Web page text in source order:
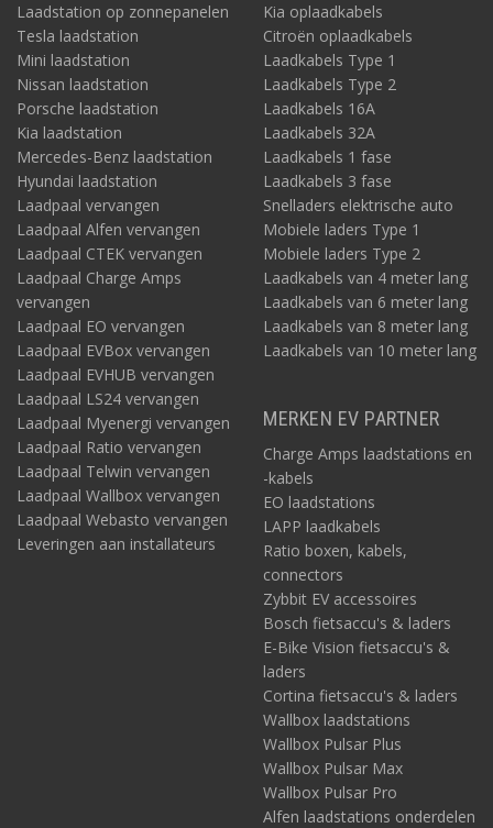
Laadstation op zonnepanelen
Tesla laadstation
Mini laadstation
Nissan laadstation
Porsche laadstation
Kia laadstation
Mercedes-Benz laadstation
Hyundai laadstation
Laadpaal vervangen
Laadpaal Alfen vervangen
Laadpaal CTEK vervangen
Laadpaal Charge Amps
vervangen
Laadpaal EO vervangen
Laadpaal EVBox vervangen
Laadpaal EVHUB vervangen
Laadpaal LS24 vervangen
Laadpaal Myenergi vervangen
Laadpaal Ratio vervangen
Laadpaal Telwin vervangen
Laadpaal Wallbox vervangen
Laadpaal Webasto vervangen
Leveringen aan installateurs
Kia oplaadkabels
Citroën oplaadkabels
Laadkabels Type 1
Laadkabels Type 2
Laadkabels 16A
Laadkabels 32A
Laadkabels 1 fase
Laadkabels 3 fase
Snelladers elektrische auto
Mobiele laders Type 1
Mobiele laders Type 2
Laadkabels van 4 meter lang
Laadkabels van 6 meter lang
Laadkabels van 8 meter lang
Laadkabels van 10 meter lang
MERKEN EV PARTNER
Charge Amps laadstations en
-kabels
EO laadstations
LAPP laadkabels
Ratio boxen, kabels,
connectors
Zybbit EV accessoires
Bosch fietsaccu's & laders
E-Bike Vision fietsaccu's &
laders
Cortina fietsaccu's & laders
Wallbox laadstations
Wallbox Pulsar Plus
Wallbox Pulsar Max
Wallbox Pulsar Pro
Alfen laadstations onderdelen